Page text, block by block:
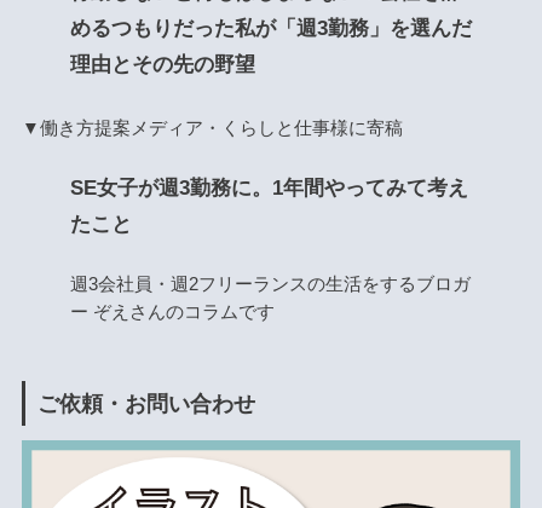
めるつもりだった私が「週3勤務」を選んだ
理由とその先の野望
▼働き方提案メディア・くらしと仕事様に寄稿
SE女子が週3勤務に。1年間やってみて考え
たこと
週3会社員・週2フリーランスの生活をするブロガ
ー ぞえさんのコラムです
ご依頼・お問い合わせ